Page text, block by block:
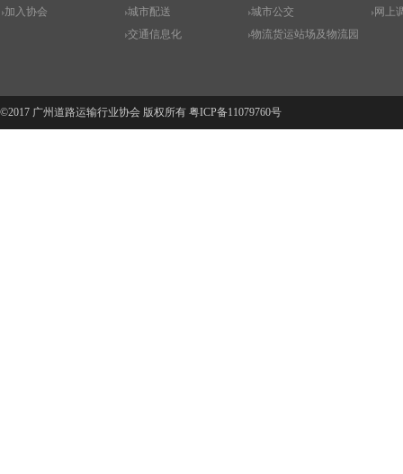
加入协会
城市配送
交通信息化
城市公交
物流货运站场及物流园
网上
©2017 广州道路运输行业协会 版权所有 粤ICP备11079760号